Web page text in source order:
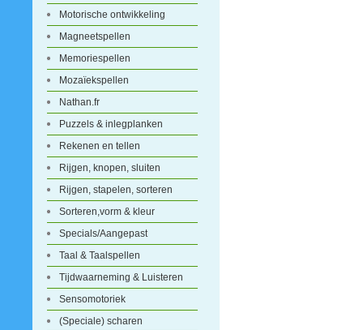
Motorische ontwikkeling
Magneetspellen
Memoriespellen
Mozaïekspellen
Nathan.fr
Puzzels & inlegplanken
Rekenen en tellen
Rijgen, knopen, sluiten
Rijgen, stapelen, sorteren
Sorteren,vorm & kleur
Specials/Aangepast
Taal & Taalspellen
Tijdwaarneming & Luisteren
Sensomotoriek
(Speciale) scharen